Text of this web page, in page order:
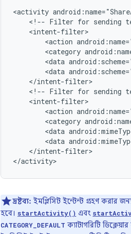
<activity
<!-- Filter for sending
<action
<category
<data
<data
<!-- Filter for sending
<action
<category
<data
<data
</intent-filter>
</activity>
দ্রষ্টব্য: ইমপ্লিসিট ইন্টেন্ট গ্রহণ করার
হবে। startActivity() এবং
CATEGORY_DEFAULT ক্যাটাগরিটি